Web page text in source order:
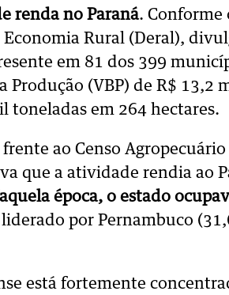
renda no Paraná. Conforme
Rural (Deral),
em 81 dos 399
(VBP) de R$ 13,2
toneladas em 264 hectares.
ao Censo
que a atividade rendia ao
época, o estado
por Pernambuco
está fortemente